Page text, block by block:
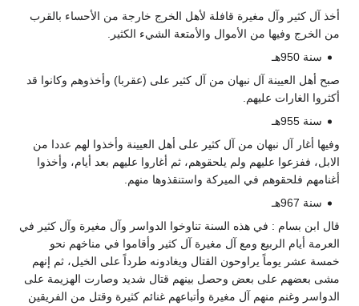
أخذ آل كثير وآل مغيرة قافلة لأهل الخرج خارجة من الأحساء بالقرب
من الخرج وفيها من الأموال والأمتعة الشيء الكثير.
سنة 950هـ
صبح أهل العيينة آل نبهان من آل كثير على (عقربا) وأخذوهم وكانوا قد
أكثروا الغارات عليهم.
سنة 955هـ
وفيها أغار آل نبهان من آل كثير على أهل العيينة وأخذوا لهم عددا من
الابل، ففزعوا عليهم ولم يلحقوهم، ثم أغاروا عليهم بعد أيام، وأخذوا
أغنامهم فلحقوهم في الميركة واستنقذوها منهم.
سنة 967هـ
قال ابن بسام : في هذه السنة تناوخوا الدواسر وآل مغيرة وآل كثير في
العرمة أيام الربيع ومع آل مغيرة آل كثير وأقاموا في مناخهم نحو
خمسة عشر يوماً يراوحون القتال ويغادونه طرداً على الخيل، ثم إنهم
مشى بعضهم على بعض وحصل بينهم قتال شديد وصارت الهزيمة على
الدواسر وغنم منهم آل مغيرة وأتباعهم غنائم كثيرة وقتل من الفريقين